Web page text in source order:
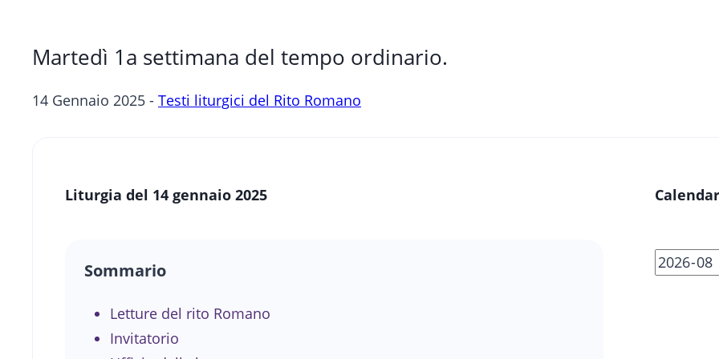
Martedì 1a settimana del tempo ordinario.
14 Gennaio 2025 - Testi liturgici del Rito Romano
Liturgia del 14 gennaio 2025
Sommario
Letture del rito Romano
Invitatorio